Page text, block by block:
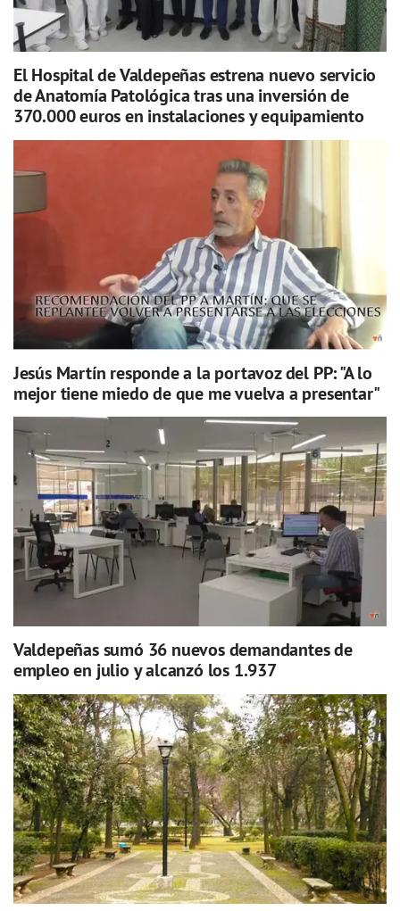
El Hospital de Valdepeñas estrena nuevo servicio
de Anatomía Patológica tras una inversión de
370.000 euros en instalaciones y equipamiento
Jesús Martín responde a la portavoz del PP: "A lo
mejor tiene miedo de que me vuelva a presentar"
Valdepeñas sumó 36 nuevos demandantes de
empleo en julio y alcanzó los 1.937